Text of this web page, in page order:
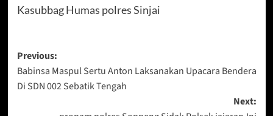
Kasubbag Humas polres Sinjai
Post
navigation
Previous:
Babinsa Maspul Sertu Anton Laksanakan Upacara Bendera
Di SDN 002 Sebatik Tengah
Next: